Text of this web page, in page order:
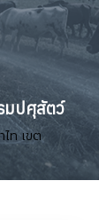
มปศุสัตว์
ท เขต